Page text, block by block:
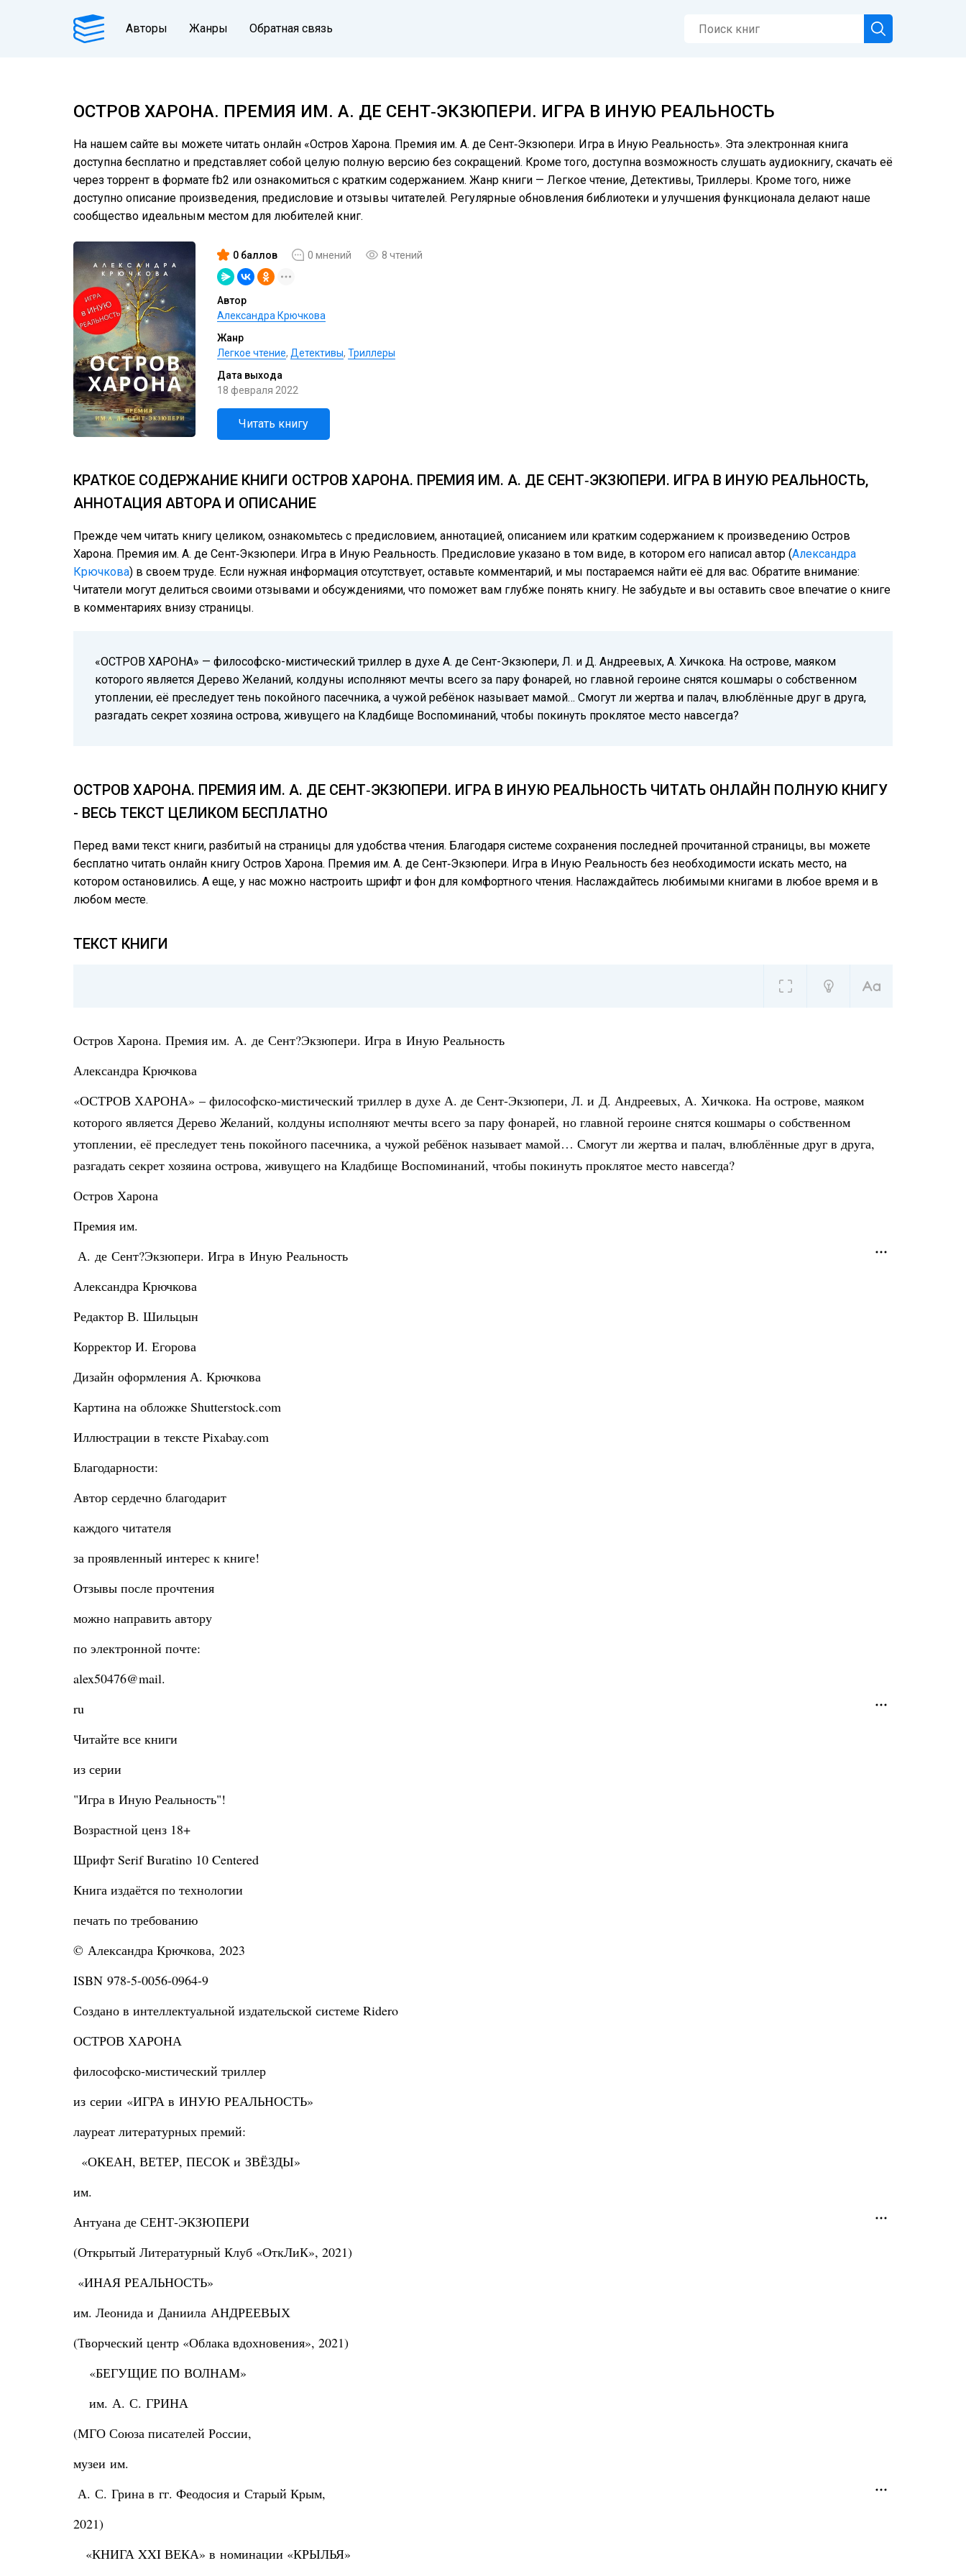
Авторы Жанры Обратная связь
ОСТРОВ ХАРОНА. ПРЕМИЯ ИМ. А. ДЕ СЕНТ‑ЭКЗЮПЕРИ. ИГРА В ИНУЮ РЕАЛЬНОСТЬ
На нашем сайте вы можете читать онлайн «Остров Харона. Премия им. А. де Сент‑Экзюпери. Игра в Иную Реальность». Эта электронная книга
доступна бесплатно и представляет собой целую полную версию без сокращений. Кроме того, доступна возможность слушать аудиокнигу, скачать её
через торрент в формате fb2 или ознакомиться с кратким содержанием. Жанр книги — Легкое чтение, Детективы, Триллеры. Кроме того, ниже
доступно описание произведения, предисловие и отзывы читателей. Регулярные обновления библиотеки и улучшения функционала делают наше
сообщество идеальным местом для любителей книг.
0 баллов 0 мнений 8 чтений
Автор
Александра Крючкова
Жанр
Легкое чтение, Детективы, Триллеры
Дата выхода
18 февраля 2022
Читать книгу
КРАТКОЕ СОДЕРЖАНИЕ КНИГИ ОСТРОВ ХАРОНА. ПРЕМИЯ ИМ. А. ДЕ СЕНТ‑ЭКЗЮПЕРИ. ИГРА В ИНУЮ РЕАЛЬНОСТЬ,
АННОТАЦИЯ АВТОРА И ОПИСАНИЕ
Прежде чем читать книгу целиком, ознакомьтесь с предисловием, аннотацией, описанием или кратким содержанием к произведению Остров
Харона. Премия им. А. де Сент‑Экзюпери. Игра в Иную Реальность. Предисловие указано в том виде, в котором его написал автор (Александра
Крючкова) в своем труде. Если нужная информация отсутствует, оставьте комментарий, и мы постараемся найти её для вас. Обратите внимание:
Читатели могут делиться своими отзывами и обсуждениями, что поможет вам глубже понять книгу. Не забудьте и вы оставить свое впечатие о книге
в комментариях внизу страницы.
«ОСТРОВ ХАРОНА» — философско-мистический триллер в духе А. де Сент-Экзюпери, Л. и Д. Андреевых, А. Хичкока. На острове, маяком
которого является Дерево Желаний, колдуны исполняют мечты всего за пару фонарей, но главной героине снятся кошмары о собственном
утоплении, её преследует тень покойного пасечника, а чужой ребёнок называет мамой… Смогут ли жертва и палач, влюблённые друг в друга,
разгадать секрет хозяина острова, живущего на Кладбище Воспоминаний, чтобы покинуть проклятое место навсегда?
ОСТРОВ ХАРОНА. ПРЕМИЯ ИМ. А. ДЕ СЕНТ‑ЭКЗЮПЕРИ. ИГРА В ИНУЮ РЕАЛЬНОСТЬ ЧИТАТЬ ОНЛАЙН ПОЛНУЮ КНИГУ
- ВЕСЬ ТЕКСТ ЦЕЛИКОМ БЕСПЛАТНО
Перед вами текст книги, разбитый на страницы для удобства чтения. Благодаря системе сохранения последней прочитанной страницы, вы можете
бесплатно читать онлайн книгу Остров Харона. Премия им. А. де Сент‑Экзюпери. Игра в Иную Реальность без необходимости искать место, на
котором остановились. А еще, у нас можно настроить шрифт и фон для комфортного чтения. Наслаждайтесь любимыми книгами в любое время и в
любом месте.
ТЕКСТ КНИГИ
Остров Харона. Премия им. А. де Сент?Экзюпери. Игра в Иную Реальность
Александра Крючкова
«ОСТРОВ ХАРОНА» – философско-мистический триллер в духе А. де Сент-Экзюпери, Л. и Д. Андреевых, А. Хичкока. На острове, маяком
которого является Дерево Желаний, колдуны исполняют мечты всего за пару фонарей, но главной героине снятся кошмары о собственном
утоплении, её преследует тень покойного пасечника, а чужой ребёнок называет мамой… Смогут ли жертва и палач, влюблённые друг в друга,
разгадать секрет хозяина острова, живущего на Кладбище Воспоминаний, чтобы покинуть проклятое место навсегда?
Остров Харона
Премия им.
А. де Сент?Экзюпери. Игра в Иную Реальность
Александра Крючкова
Редактор В. Шильцын
Корректор И. Егорова
Дизайн оформления А. Крючкова
Картина на обложке Shutterstock.com
Иллюстрации в тексте Pixabay.com
Благодарности:
Автор сердечно благодарит
каждого читателя
за проявленный интерес к книге!
Отзывы после прочтения
можно направить автору
по электронной почте:
alex50476@mail.
ru
Читайте все книги
из серии
"Игра в Иную Реальность"!
Возрастной ценз 18+
Шрифт Serif Buratino 10 Centered
Книга издаётся по технологии
печать по требованию
© Александра Крючкова, 2023
ISBN 978-5-0056-0964-9
Создано в интеллектуальной издательской системе Ridero
ОСТРОВ ХАРОНА
философско-мистический триллер
из серии «ИГРА в ИНУЮ РЕАЛЬНОСТЬ»
лауреат литературных премий:
«ОКЕАН, ВЕТЕР, ПЕСОК и ЗВЁЗДЫ»
им.
Антуана де СЕНТ-ЭКЗЮПЕРИ
(Открытый Литературный Клуб «ОткЛиК», 2021)
«ИНАЯ РЕАЛЬНОСТЬ»
им. Леонида и Даниила АНДРЕЕВЫХ
(Творческий центр «Облака вдохновения», 2021)
«БЕГУЩИЕ ПО ВОЛНАМ»
им. А. С. ГРИНА
(МГО Союза писателей России,
музеи им.
А. С. Грина в гг. Феодосия и Старый Крым,
2021)
«КНИГА XXI ВЕКА» в номинации «КРЫЛЬЯ»